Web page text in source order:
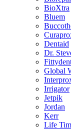
BioXtra
Bluem
Dentaid
Dr.
Global
Irrigator
Jetpik
Jordan
Kerr
Life